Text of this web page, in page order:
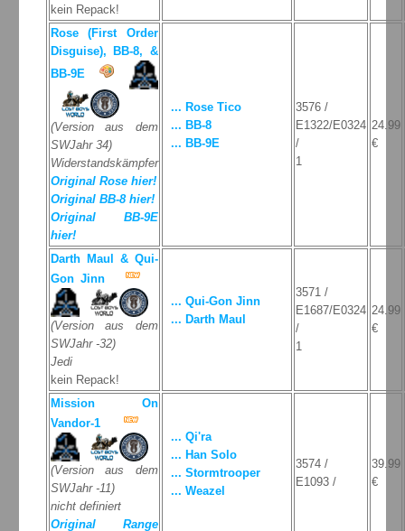
kein Repack!
Rose (First Order
Disguise), BB-8, &
BB-9E
(Version aus dem
SWJahr 34)
Widerstandskämpfer
Original Rose hier!
Original BB-8 hier!
Original BB-9E
hier!
... Rose Tico
... BB-8
... BB-9E
3576 /
E1322/E0324
/
1
24.99
€
Darth Maul & Qui-
Gon Jinn
(Version aus dem
SWJahr -32)
Jedi
kein Repack!
... Qui-Gon Jinn
... Darth Maul
3571 /
E1687/E0324
/
1
24.99
€
Mission On
Vandor-1
(Version aus dem
SWJahr -11)
nicht definiert
Original Range
... Qi'ra
... Han Solo
... Stormtrooper
... Weazel
3574 /
E1093 /
39.99
€